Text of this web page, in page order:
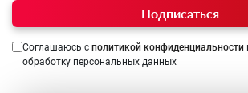
Подписаться
Соглашаюсь с политикой конфиденциальности
обработку персональных данных